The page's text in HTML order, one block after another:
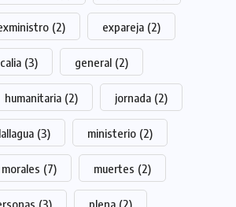
(2) expareja (2)
(3) general (2)
humanitaria (2) jornada (2)
(3) ministerio (2)
morales (7) muertes (2)